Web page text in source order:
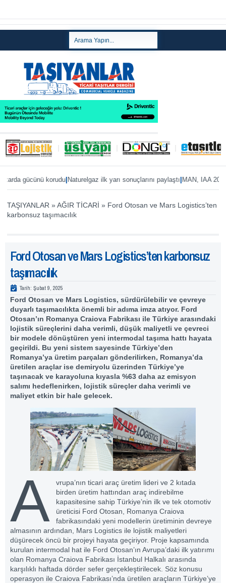
gücünü korudu|Naturelgaz ilk yarı sonuçlarını paylaştı|MAN, IAA 2026’ya
TAŞIYANLAR »AĞIR TİCARİ » Ford Otosan ve Mars Logistics’ten
karbonsuz taşımacılık
Ford Otosan ve Mars Logistics’ten karbonsuz
taşımacılık
Tarih: Şubat 9, 2025
Ford Otosan ve Mars Logistics, sürdürülebilir ve çevreye
duyarlı taşımacılıkta önemli bir adıma imza atıyor. Ford
Otosan’ın Romanya Craiova Fabrikası ile Türkiye arasındaki
lojistik süreçlerini daha verimli, düşük maliyetli ve çevreci
bir modele dönüştüren yeni intermodal taşıma hattı hayata
geçirildi. Bu yeni sistem sayesinde Türkiye’den
Romanya’ya üretim parçaları gönderilirken, Romanya’da
üretilen araçlar ise demiryolu üzerinden Türkiye’ye
taşınacak ve karayoluna kıyasla %63 daha az emisyon
salımı hedeflenirken, lojistik süreçler daha verimli ve
maliyet etkin bir hale gelecek.
A
vrupa’nın ticari araç üretim lideri ve 2 kıtada
birden üretim hattından araç indirebilme
kapasitesine sahip Türkiye’nin ilk ve tek otomotiv
üreticisi Ford Otosan, Romanya Craiova
fabrikasındaki yeni modellerin üretiminin devreye
almasının ardından, Mars Logistics ile lojistik maliyetleri
düşürecek öncü bir projeyi hayata geçiriyor. Proje kapsamında
kurulan intermodal hat ile Ford Otosan’ın Avrupa’daki ilk yatırımı
olan Romanya Craiova Fabrikası İstanbul Halkalı arasında
karşılıklı haftada dörder sefer gerçekleştirilecek. Söz konusu
operasyon ile Craiova Fabrikası’nda üretilen araçların Türkiye’ye